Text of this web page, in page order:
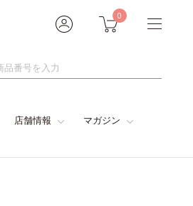
0
店舗情報 マガジン